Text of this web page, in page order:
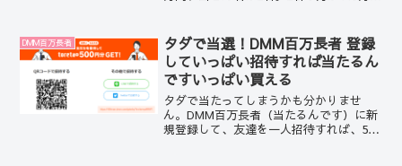
DMM百万長者
タダで当選！DMM百万長者 登録
していっぱい招待すれば当たるん
ですいっぱい買える
タダで当たってしまうかも分かりませ
ん。DMM百万長者（当たるんです）に新
規登録して、友達を一人招待すれば、500